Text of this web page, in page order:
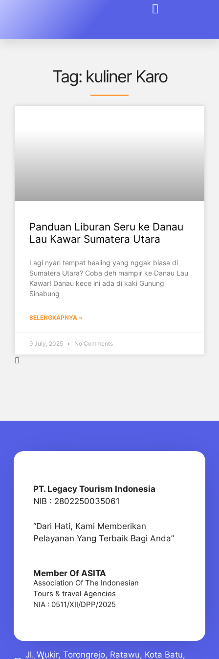
Tag: kuliner Karo
Panduan Liburan Seru ke Danau
Lau Kawar Sumatera Utara
Lagi nyari tempat healing yang nggak biasa di
Sumatera Utara? Coba deh mampir ke Danau Lau
Kawar! Danau kece ini ada di kaki Gunung
Sinabung
SELENGKAPNYA »
9 July, 2025 No Comments
PT. Legacy Tourism Indonesia
NIB : 2802250035061
“Dari Hati, Kami Memberikan
Pelayanan Yang Terbaik Bagi Anda”
Member Of ASITA
Association Of The Indonesian
Tours & travel Agencies
NIA : 0511/XII/DPP/2025
Jl. Wukir, Torongrejo, Ratawu, Kota Batu,